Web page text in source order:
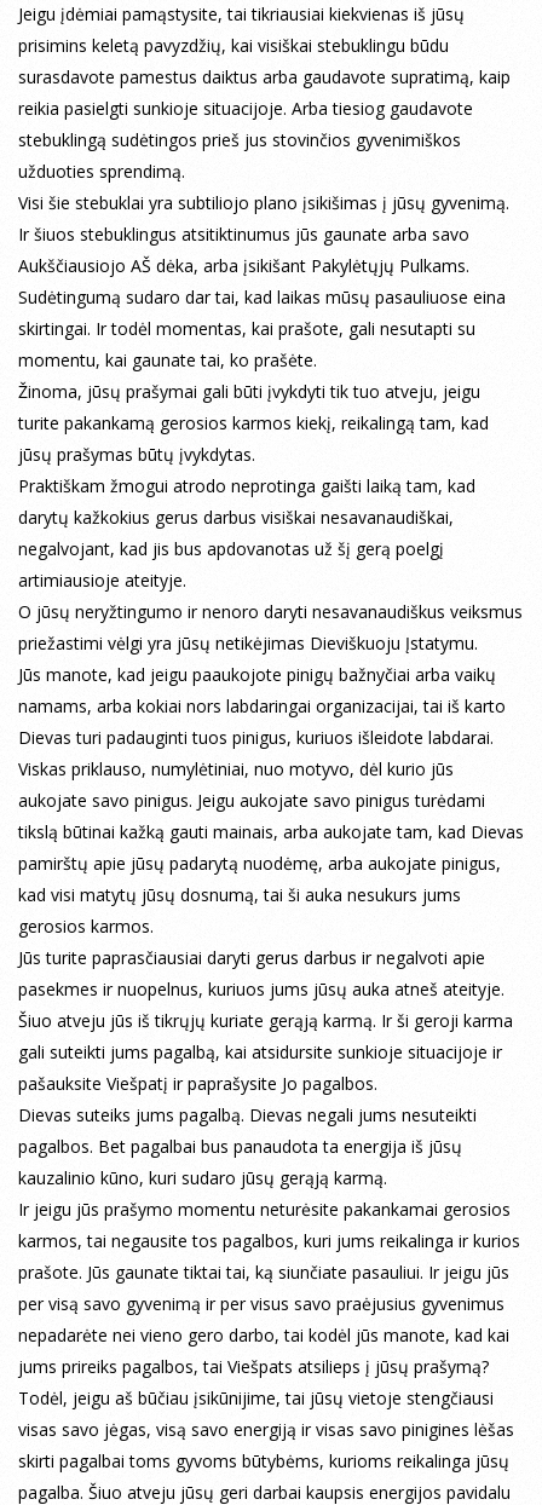
Jeigu įdėmiai pamąstysite, tai tikriausiai kiekvienas iš jūsų
prisimins keletą pavyzdžių, kai visiškai stebuklingu būdu
surasdavote pamestus daiktus arba gaudavote supratimą, kaip
reikia pasielgti sunkioje situacijoje. Arba tiesiog gaudavote
stebuklingą sudėtingos prieš jus stovinčios gyvenimiškos
užduoties sprendimą.
Visi šie stebuklai yra subtiliojo plano įsikišimas į jūsų gyvenimą.
Ir šiuos stebuklingus atsitiktinumus jūs gaunate arba savo
Aukščiausiojo AŠ dėka, arba įsikišant Pakylėtųjų Pulkams.
Sudėtingumą sudaro dar tai, kad laikas mūsų pasauliuose eina
skirtingai. Ir todėl momentas, kai prašote, gali nesutapti su
momentu, kai gaunate tai, ko prašėte.
Žinoma, jūsų prašymai gali būti įvykdyti tik tuo atveju, jeigu
turite pakankamą gerosios karmos kiekį, reikalingą tam, kad
jūsų prašymas būtų įvykdytas.
Praktiškam žmogui atrodo neprotinga gaišti laiką tam, kad
darytų kažkokius gerus darbus visiškai nesavanaudiškai,
negalvojant, kad jis bus apdovanotas už šį gerą poelgį
artimiausioje ateityje.
O jūsų neryžtingumo ir nenoro daryti nesavanaudiškus veiksmus
priežastimi vėlgi yra jūsų netikėjimas Dieviškuoju Įstatymu.
Jūs manote, kad jeigu paaukojote pinigų bažnyčiai arba vaikų
namams, arba kokiai nors labdaringai organizacijai, tai iš karto
Dievas turi padauginti tuos pinigus, kuriuos išleidote labdarai.
Viskas priklauso, numylėtiniai, nuo motyvo, dėl kurio jūs
aukojate savo pinigus. Jeigu aukojate savo pinigus turėdami
tikslą būtinai kažką gauti mainais, arba aukojate tam, kad Dievas
pamirštų apie jūsų padarytą nuodėmę, arba aukojate pinigus,
kad visi matytų jūsų dosnumą, tai ši auka nesukurs jums
gerosios karmos.
Jūs turite paprasčiausiai daryti gerus darbus ir negalvoti apie
pasekmes ir nuopelnus, kuriuos jums jūsų auka atneš ateityje.
Šiuo atveju jūs iš tikrųjų kuriate gerąją karmą. Ir ši geroji karma
gali suteikti jums pagalbą, kai atsidursite sunkioje situacijoje ir
pašauksite Viešpatį ir paprašysite Jo pagalbos.
Dievas suteiks jums pagalbą. Dievas negali jums nesuteikti
pagalbos. Bet pagalbai bus panaudota ta energija iš jūsų
kauzalinio kūno, kuri sudaro jūsų gerąją karmą.
Ir jeigu jūs prašymo momentu neturėsite pakankamai gerosios
karmos, tai negausite tos pagalbos, kuri jums reikalinga ir kurios
prašote. Jūs gaunate tiktai tai, ką siunčiate pasauliui. Ir jeigu jūs
per visą savo gyvenimą ir per visus savo praėjusius gyvenimus
nepadarėte nei vieno gero darbo, tai kodėl jūs manote, kad kai
jums prireiks pagalbos, tai Viešpats atsilieps į jūsų prašymą?
Todėl, jeigu aš būčiau įsikūnijime, tai jūsų vietoje stengčiausi
visas savo jėgas, visą savo energiją ir visas savo pinigines lėšas
skirti pagalbai toms gyvoms būtybėms, kurioms reikalinga jūsų
pagalba. Šiuo atveju jūsų geri darbai kaupsis energijos pavidalu